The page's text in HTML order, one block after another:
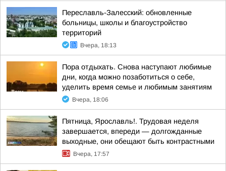
Переславль-Залесский: обновленные
больницы, школы и благоустройство
территорий
Вчера, 18:13
Пора отдыхать. Снова наступают любимые
дни, когда можно позаботиться о себе,
уделить время семье и любимым занятиям
Вчера, 18:06
Пятница, Ярославль!. Трудовая неделя
завершается, впереди — долгожданные
выходные, они обещают быть контрастными
Вчера, 17:57